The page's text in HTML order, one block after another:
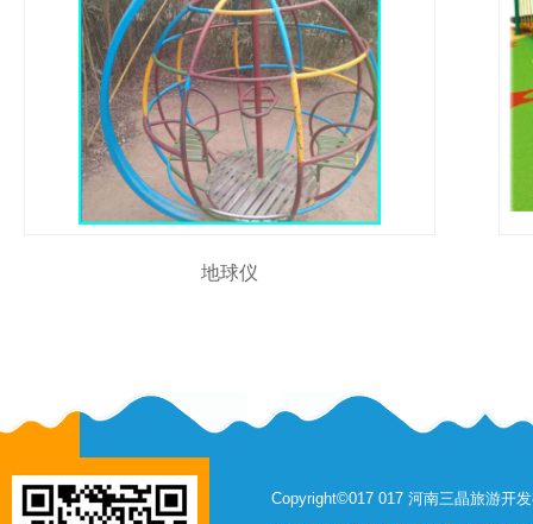
地球仪
Copyright©017 017 河南三晶旅游开